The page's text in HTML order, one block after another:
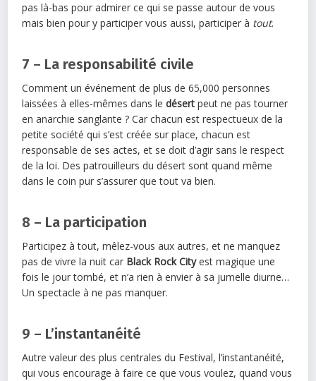
pas là-bas pour admirer ce qui se passe autour de vous
mais bien pour y participer vous aussi, participer à tout.
7 – La responsabilité civile
Comment un événement de plus de 65,000 personnes
laissées à elles-mêmes dans ledésert peut ne pas tourner
en anarchie sanglante ? Car chacun est respectueux de la
petite société qui s’est créée sur place, chacun est
responsable de ses actes, et se doit d’agir sans le respect
de la loi. Des patrouilleurs du désert sont quand même
dans le coin pur s’assurer que tout va bien.
8 – La participation
Participez à tout, mêlez-vous aux autres, et ne manquez
pas de vivre la nuit car Black Rock Cityest magique une
fois le jour tombé, et n’a rien à envier à sa jumelle diurne…
Un spectacle à ne pas manquer.
9 – L’instantanéité
Autre valeur des plus centrales du Festival, l’instantanéité,
qui vous encourage à faire ce que vous voulez, quand vous